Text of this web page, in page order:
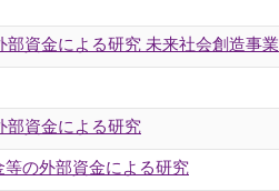
資金による研究 未来社会創造事業
部資金による研究
の外部資金による研究